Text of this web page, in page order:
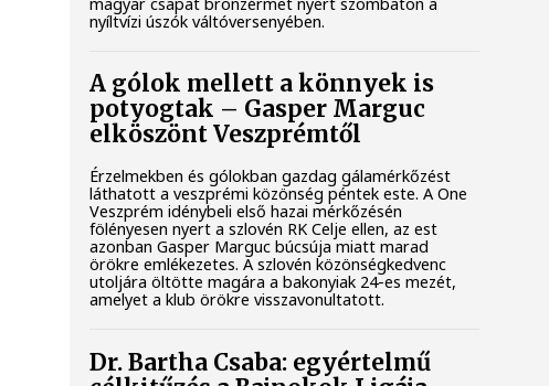
nyíltvízi úszók váltóversenyében.
A gólok mellett a könnyek is
potyogtak – Gasper Marguc
elköszönt Veszprémtől
Érzelmekben és gólokban gazdag gálamérkőzést
láthatott a veszprémi közönség péntek este. A One
Veszprém idénybeli első hazai mérkőzésén
fölényesen nyert a szlovén RK Celje ellen, az est
azonban Gasper Marguc búcsúja miatt marad
örökre emlékezetes. A szlovén közönségkedvenc
utoljára öltötte magára a bakonyiak 24-es mezét,
amelyet a klub örökre visszavonultatott.
Dr. Bartha Csaba: egyértelmű